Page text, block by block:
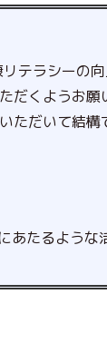
テラシーの
くようお願
ただいて結構
あたるような